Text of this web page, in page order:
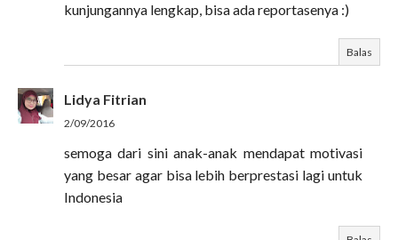
kunjungannya lengkap, bisa ada reportasenya :)
Balas
Lidya Fitrian
2/09/2016
semoga dari sini anak-anak mendapat motivasi
yang besar agar bisa lebih berprestasi lagi untuk
Indonesia